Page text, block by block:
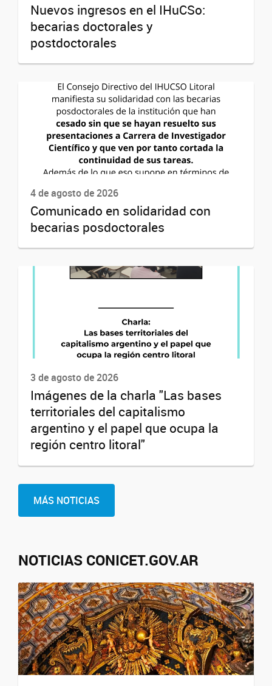
Nuevos ingresos en el IHuCSo:
becarias doctorales y
postdoctorales
4 de agosto de 2026
Comunicado en solidaridad con
becarias posdoctorales
3 de agosto de 2026
Imágenes de la charla "Las bases
territoriales del capitalismo
argentino y el papel que ocupa la
región centro litoral"
MÁS NOTICIAS
NOTICIAS CONICET.GOV.AR